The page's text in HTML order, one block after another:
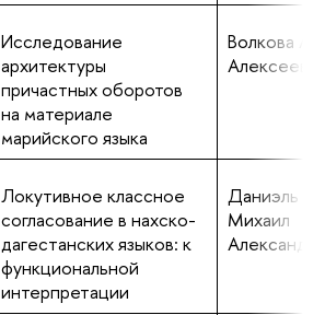
Исследование
архитектуры
причастных оборотов
на материале
марийского языка
Волкова
Локутивное классное
согласование в нахско-
дагестанских языков: к
функциональной
интерпретации
Даниэль
Михаил